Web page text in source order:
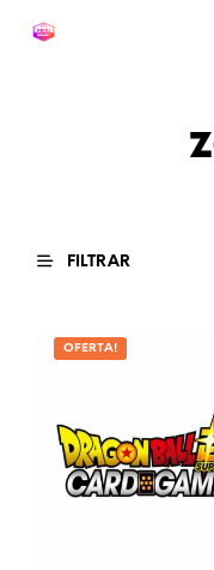
FILTRAR
OFERTA!